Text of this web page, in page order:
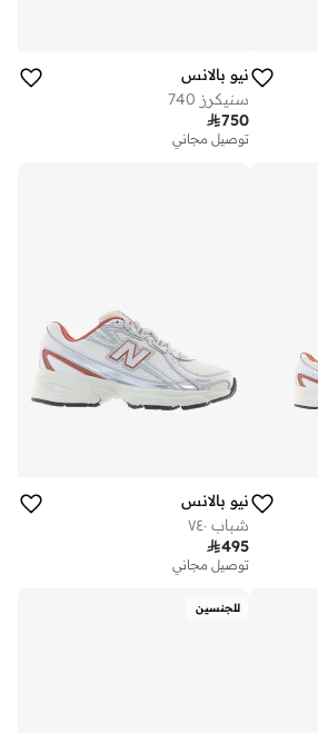
نيو بالانس
سنيكرز 740
750
توصيل مجاني
نيو بالانس
شباب ٧٤٠
495
توصيل مجاني
للجنسين